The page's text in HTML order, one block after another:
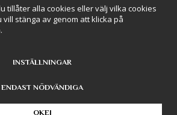
du tryggt & säkert - och betalar enkelt med
tillåter alla cookies eller välj vilka cookies
stänga av genom att klicka på
INSTÄLLNINGAR
ENDAST NÖDVÄNDIGA
OKEJ